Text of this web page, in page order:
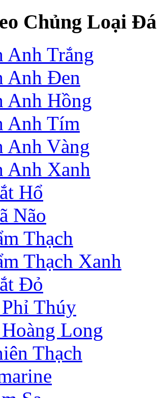
Chủng Loại Đá
Anh Trắng
Anh Đen
Anh Hồng
Anh Tím
Anh Vàng
Anh Xanh
Hổ
Não
Thạch
Thạch Xanh
Đỏ
Thúy
Long
Thạch